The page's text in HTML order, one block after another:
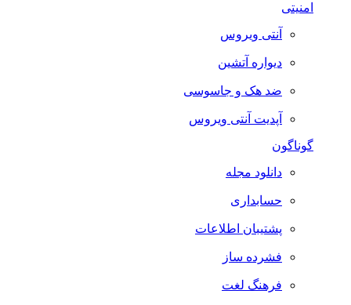
امنیتی
آنتی ویروس
دیواره آتشین
ضد هک و جاسوسی
آپدیت آنتی ویروس
گوناگون
دانلود مجله
حسابداری
پشتیبان اطلاعات
فشرده ساز
فرهنگ لغت